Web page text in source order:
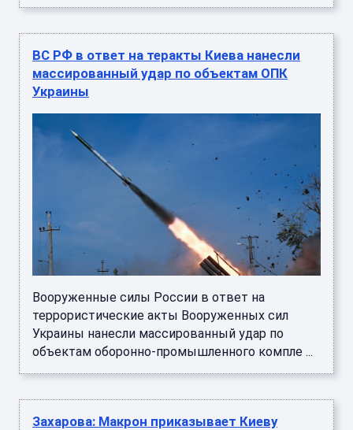
ВС РФ в ответ на теракты Киева нанесли
массированный удар по объектам ОПК
Украины
Вооруженные силы России в ответ на
террористические акты Вооруженных сил
Украины нанесли массированный удар по
объектам оборонно-промышленного компле ...
Захарова: Макрон приказывает Киеву